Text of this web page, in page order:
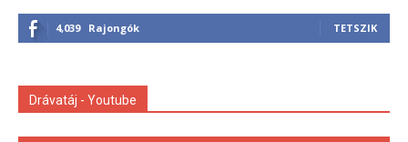
4,039 Rajongók TETSZIK
Drávatáj - Youtube